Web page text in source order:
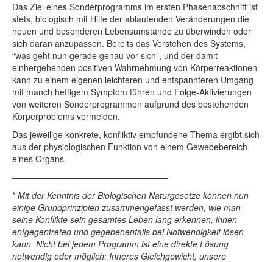
Das Ziel eines Sonderprogramms im ersten Phasenabschnitt ist
stets, biologisch mit Hilfe der ablaufenden Veränderungen die
neuen und besonderen Lebensumstände zu überwinden oder
sich daran anzupassen. Bereits das Verstehen des Systems,
“was geht nun gerade genau vor sich”, und der damit
einhergehenden positiven Wahrnehmung von Körperreaktionen
kann zu einem eigenen leichteren und entspannteren Umgang
mit manch heftigem Symptom führen und Folge-Aktivierungen
von weiteren Sonderprogrammen aufgrund des bestehenden
Körperproblems vermeiden.
Das jeweilige konkrete, konfliktiv empfundene Thema ergibt sich
aus der physiologischen Funktion von einem Gewebebereich
eines Organs.
——————————————————-
* Mit der Kenntnis der Biologischen Naturgesetze können nun
einige Grundprinzipien zusammengefasst werden, wie man
seine Konﬂikte sein gesamtes Leben lang erkennen, ihnen
entgegentreten und gegebenenfalls bei Notwendigkeit lösen
kann. Nicht bei jedem Programm ist eine direkte Lösung
notwendig oder möglich: Inneres Gleichgewicht; unsere